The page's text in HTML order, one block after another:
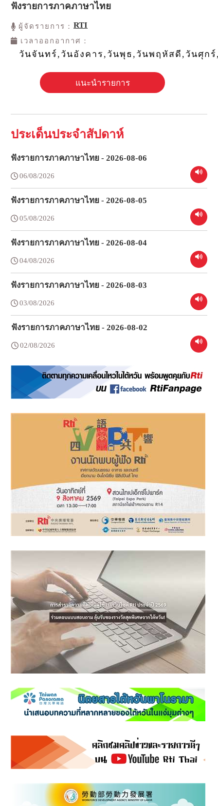
ฟังรายการภาคภาษาไทย
ผู้จัดรายการ：RTI
เวลาออกอากาศ：
วันจันทร์,วันอังคาร,วันพุธ,วันพฤหัสดี,วันศุก
แนะนำรายการ
ประเด็นประจำสัปดาห์
ฟังรายการภาคภาษาไทย - 2026-08-06
06/08/2026
ฟังรายการภาคภาษาไทย - 2026-08-05
05/08/2026
ฟังรายการภาคภาษาไทย - 2026-08-04
04/08/2026
ฟังรายการภาคภาษาไทย - 2026-08-03
03/08/2026
ฟังรายการภาคภาษาไทย - 2026-08-02
02/08/2026